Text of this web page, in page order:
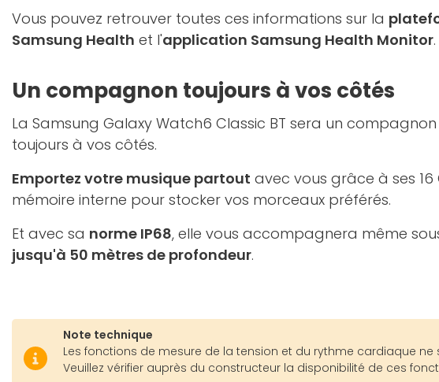
Vous pouvez retrouver toutes ces informations sur la
Samsung Health et l'application Samsung Health Monitor.
Un compagnon toujours à vos côtés
La Samsung Galaxy Watch6 Classic BT sera un
toujours à vos côtés.
Emportez votre musique partout avec vous grâce à ses 16
mémoire interne pour stocker vos morceaux préférés.
Et avec sa norme IP68, elle vous accompagnera même
jusqu'à 50 mètres de profondeur.
Note technique
Les fonctions de mesure de la tension et du rythme cardiaque
Veuillez vérifier auprès du constructeur la disponibilité de ces